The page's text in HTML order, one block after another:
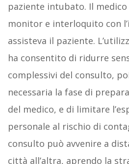
paziente intubato. Il
monitor e interloquito con
assisteva il paziente.
ha consentito di ridurre
complessivi del consulto,
necessaria la fase di
del medico, e di limitare
personale al rischio di
consulto può avvenire a
città all’altra, aprendo la